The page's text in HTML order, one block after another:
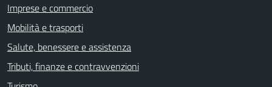
Imprese e commercio
Mobilità e trasporti
Salute, benessere e assistenza
Tributi, finanze e contravvenzioni